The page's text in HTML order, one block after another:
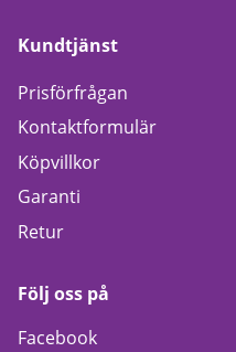
Kundtjänst
Prisförfrågan
Kontaktformulär
Köpvillkor
Garanti
Retur
Följ oss på
Facebook